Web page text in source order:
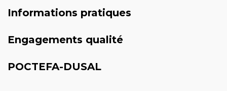
Informations pratiques
Engagements qualité
POCTEFA-DUSAL